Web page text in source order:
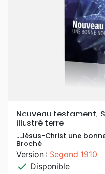
Nouveau testament,
illustré terre
…Jésus-Christ une
Broché
Version : Segond 1910
check Disponible